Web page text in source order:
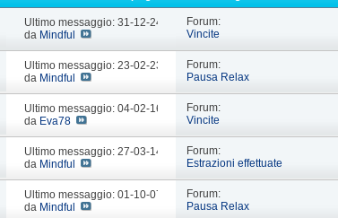
Ultimo messaggio: 31-12-24
09: 44
da Mindful
Forum:
Vincite
Ultimo messaggio: 23-02-23
10: 29
da Mindful
Forum:
Pausa Relax
Ultimo messaggio: 04-02-16
18: 37
da Eva78
Forum:
Vincite
Ultimo messaggio: 27-03-14
19: 15
da Mindful
Forum:
Estrazioni effettuate
Ultimo messaggio: 01-10-07
16: 45
da Mindful
Forum:
Pausa Relax